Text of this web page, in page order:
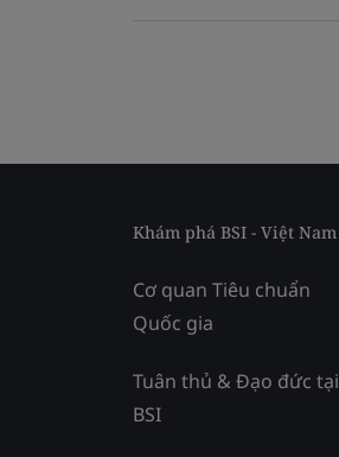
Khám phá BSI - Việt Nam
Cơ quan Tiêu chuẩn
Quốc gia
Tuân thủ & Đạo đức tại
BSI